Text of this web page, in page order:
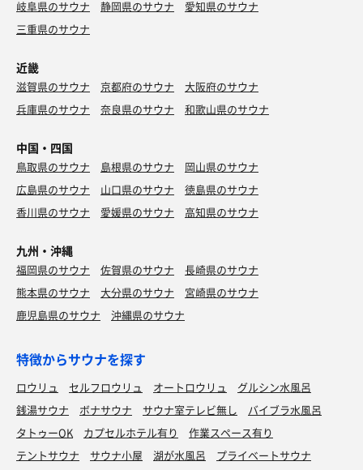
岐阜県のサウナ 静岡県のサウナ
愛知県のサウナ
三重県のサウナ
近畿
滋賀県のサウナ 京都府のサウナ
大阪府のサウナ
兵庫県のサウナ
奈良県のサウナ 和歌山県のサウナ
中国・四国
鳥取県のサウナ 島根県のサウナ
岡山県のサウナ
広島県のサウナ
山口県のサウナ
徳島県のサウナ
香川県のサウナ
愛媛県のサウナ 高知県のサウナ
九州・沖縄
福岡県のサウナ 佐賀県のサウナ
長崎県のサウナ
熊本県のサウナ
大分県のサウナ
宮崎県のサウナ
鹿児島県のサウナ
沖縄県のサウナ
特徴からサウナを探す
ロウリュ セルフロウリュ オートロウリュ
グルシン水風呂
銭湯サウナ
ボナサウナ サウナ室テレビ無し
バイブラ水風呂
タトゥーOK
カプセルホテル有り
作業スペース有り
テントサウナ
サウナ小屋 湖が水風呂 プライベートサウナ